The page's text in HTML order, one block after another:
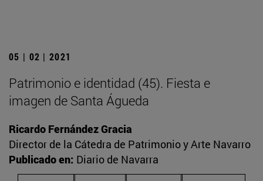
05 | 02 | 2021
Patrimonio e identidad (45). Fiesta e
imagen de Santa Águeda
Ricardo Fernández Gracia
Director de la Cátedra de Patrimonio y Arte Navarro
Publicado en: Diario de Navarra